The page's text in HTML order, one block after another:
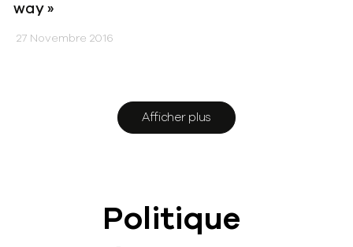
Politique
way »
27 Novembre 2016
Afficher plus